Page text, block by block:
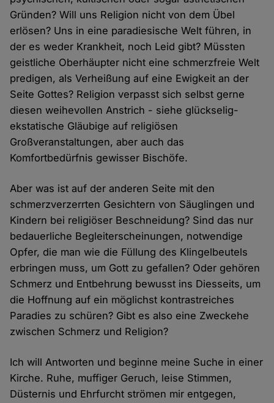
Gründen? Will uns Religion nicht von dem Übel
erlösen? Uns in eine paradiesische Welt führen, in
der es weder Krankheit, noch Leid gibt? Müssten
geistliche Oberhäupter nicht eine schmerzfreie Welt
predigen, als Verheißung auf eine Ewigkeit an der
Seite Gottes? Religion verpasst sich selbst gerne
diesen weihevollen Anstrich - siehe glückselig-
ekstatische Gläubige auf religiösen
Großveranstaltungen, aber auch das
Komfortbedürfnis gewisser Bischöfe.
Aber was ist auf der anderen Seite mit den
schmerzverzerrten Gesichtern von Säuglingen und
Kindern bei religiöser Beschneidung? Sind das nur
bedauerliche Begleiterscheinungen, notwendige
Opfer, die man wie die Füllung des Klingelbeutels
erbringen muss, um Gott zu gefallen? Oder gehören
Schmerz und Entbehrung bewusst ins Diesseits, um
die Hoffnung auf ein möglichst kontrastreiches
Paradies zu schüren? Gibt es also eine Zweckehe
zwischen Schmerz und Religion?
Ich will Antworten und beginne meine Suche in einer
Kirche. Ruhe, muffiger Geruch, leise Stimmen,
Düsternis und Ehrfurcht strömen mir entgegen,